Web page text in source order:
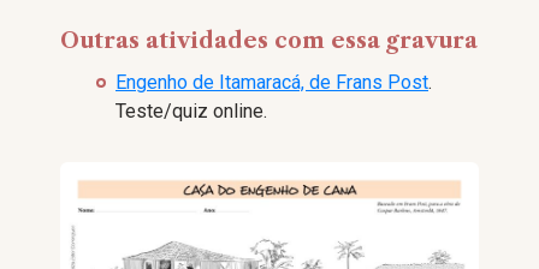
Outras atividades com essa gravura
Engenho de Itamaracá, de Frans Post.
Teste/quiz online.